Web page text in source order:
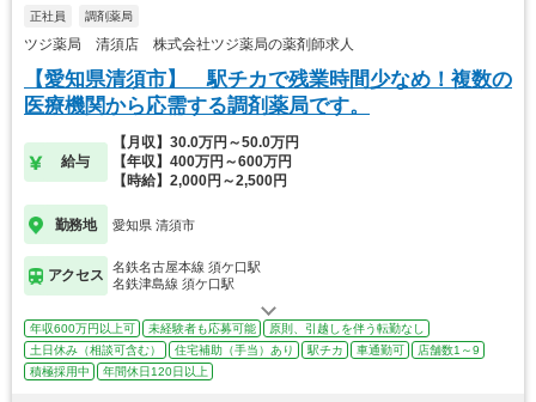
正社員 調剤薬局
ツジ薬局 清須店 株式会社ツジ薬局の薬剤師求人
【愛知県清須市】 駅チカで残業時間少なめ！複数の
医療機関から応需する調剤薬局です。
給与
【月収】30.0万円～50.0万円
【年収】400万円～600万円
【時給】2,000円～2,500円
勤務地 愛知県 清須市
アクセス
名鉄名古屋本線 須ケ口駅
名鉄津島線 須ケ口駅
年収600万円以上可 未経験者も応募可能
原則、引越しを伴う転勤なし
土日休み（相談可含む）
住宅補助（手当）あり 駅チカ 車通勤可
店舗数1～9
積極採用中
年間休日120日以上